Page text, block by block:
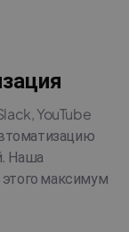
YouTube
Наша
максимум